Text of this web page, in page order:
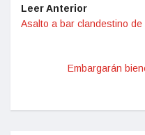
Leer Anterior
Asalto a bar clandestino
Embargarán